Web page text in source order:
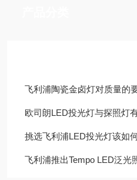
飞利浦陶瓷金卤灯对质量的
欧司朗LED投光灯与探照灯
挑选飞利浦LED投光灯该如
飞利浦推出Tempo LED泛光